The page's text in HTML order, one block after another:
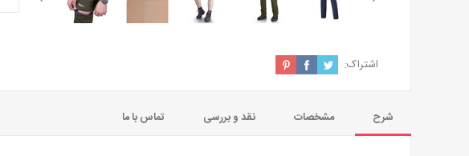
اشتراک:
شرح مشخصات نقد و بررسی تماس با ما